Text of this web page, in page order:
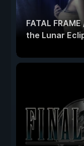
FATAL
the Lunar